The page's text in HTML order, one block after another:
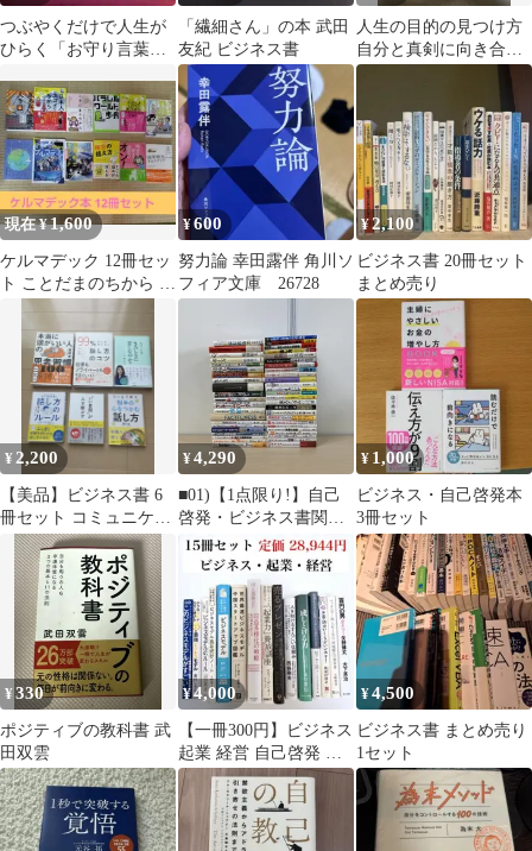
つぶやくだけで人生が
ひらく「お守り言葉」
「繊細さん」の本 武田
友紀 ビジネス書
人生の目的の見つけ方
自分と真剣に向き合っ
て学ぶ幸せの法則
現在 ¥1,600
ケルマデック 12冊セッ
ト ことだまのちから 日
本人のスゴイちから 等
¥600
努力論 幸田露伴 角川ソ
フィア文庫 26728
¥2,100
ビジネス書 20冊セット
まとめ売り
¥2,200
【美品】ビジネス書 6
冊セット コミュニケー
ション 思考法
¥4,290
■01)【1点限り!】自己
啓発・ビジネス書関連
本まとめ売り約45冊大
量セット/マーケティン
グ/話し方/リスク論/戦
略/仕事作法/アウトプッ
ト/B
¥ 1,000
ビジネス・自己啓発本
3冊セット
¥330
ポジティブの教科書 武
田双雲
¥4,000
【一冊300円】ビジネス
起業 経営 自己啓発 本
15冊 セット まとめ売り
¥4,500
ビジネス書 まとめ売り
1セット